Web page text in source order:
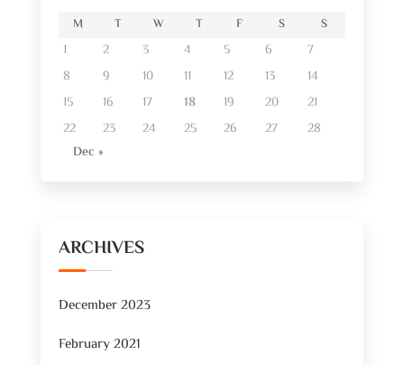
M
T W T F S S
1 2 3 4 5 6
7
8
9 10 11 12 13
14
15
16 17 18 19 20
21
22
23 24 25 26 27
28
Dec »
ARCHIVES
December 2023
February 2021